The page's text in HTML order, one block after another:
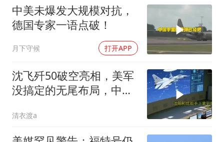
中美未爆发大规模对抗，
德国专家一语点破！
月下守候 打开APP
沈飞歼50破空亮相，美军
没搞定的无尾布局，中国
清衣渡a